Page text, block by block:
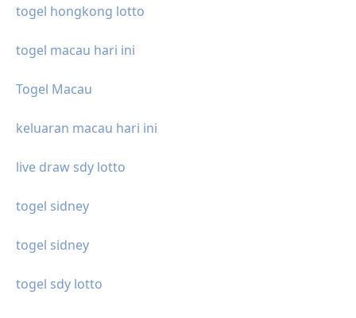
togel hongkong lotto
togel macau hari ini
Togel Macau
keluaran macau hari ini
live draw sdy lotto
togel sidney
togel sidney
togel sdy lotto